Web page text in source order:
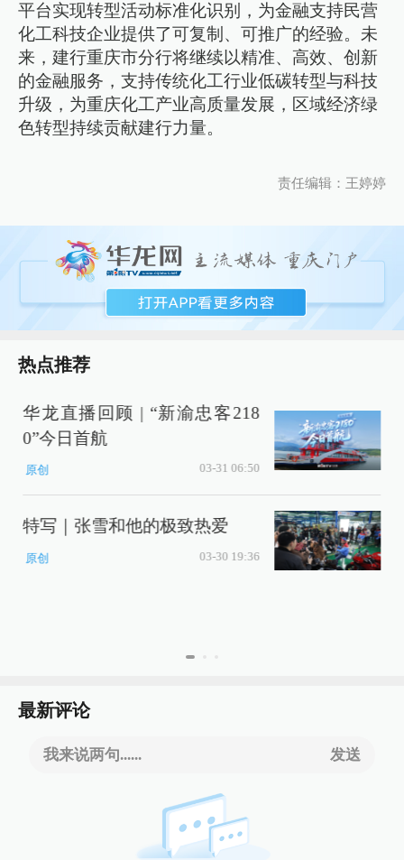
平台实现转型活动标准化识别，为金融支持民营
化工科技企业提供了可复制、可推广的经验。未
来，建行重庆市分行将继续以精准、高效、创新
的金融服务，支持传统化工行业低碳转型与科技
升级，为重庆化工产业高质量发展，区域经济绿
色转型持续贡献建行力量。
责任编辑：王婷婷
热点推荐
华龙直播回顾 | “新渝忠客218
0”今日首航
原创 03-31 06:50
特写｜张雪和他的极致热爱
原创 03-30 19:36
最新评论
我来说两句...... 发送